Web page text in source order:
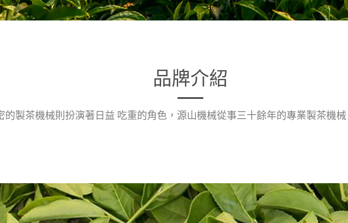
品牌介紹
製茶機械則扮演著日益 吃重的角色，源山機械從事三十餘年的專業製茶機